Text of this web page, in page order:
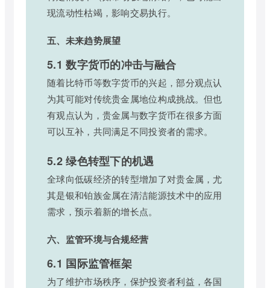
现流动性枯竭，影响交易执行。
五、未来趋势展望
5.1 数字货币的冲击与融合
随着比特币等数字货币的兴起，部分观点认
为其可能对传统贵金属地位构成挑战。但也
有观点认为，贵金属与数字货币在很多方面
可以互补，共同满足不同投资者的需求。
5.2 绿色转型下的机遇
全球向低碳经济的转型增加了对贵金属，尤
其是银和铂族金属在清洁能源技术中的应用
需求，预示着新的增长点。
六、监管环境与合规经营
6.1 国际监管框架
为了维护市场秩序，保护投资者利益，各国